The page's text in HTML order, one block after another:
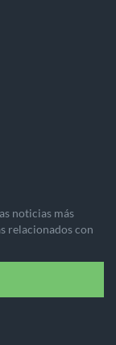
noticias más
relacionados con